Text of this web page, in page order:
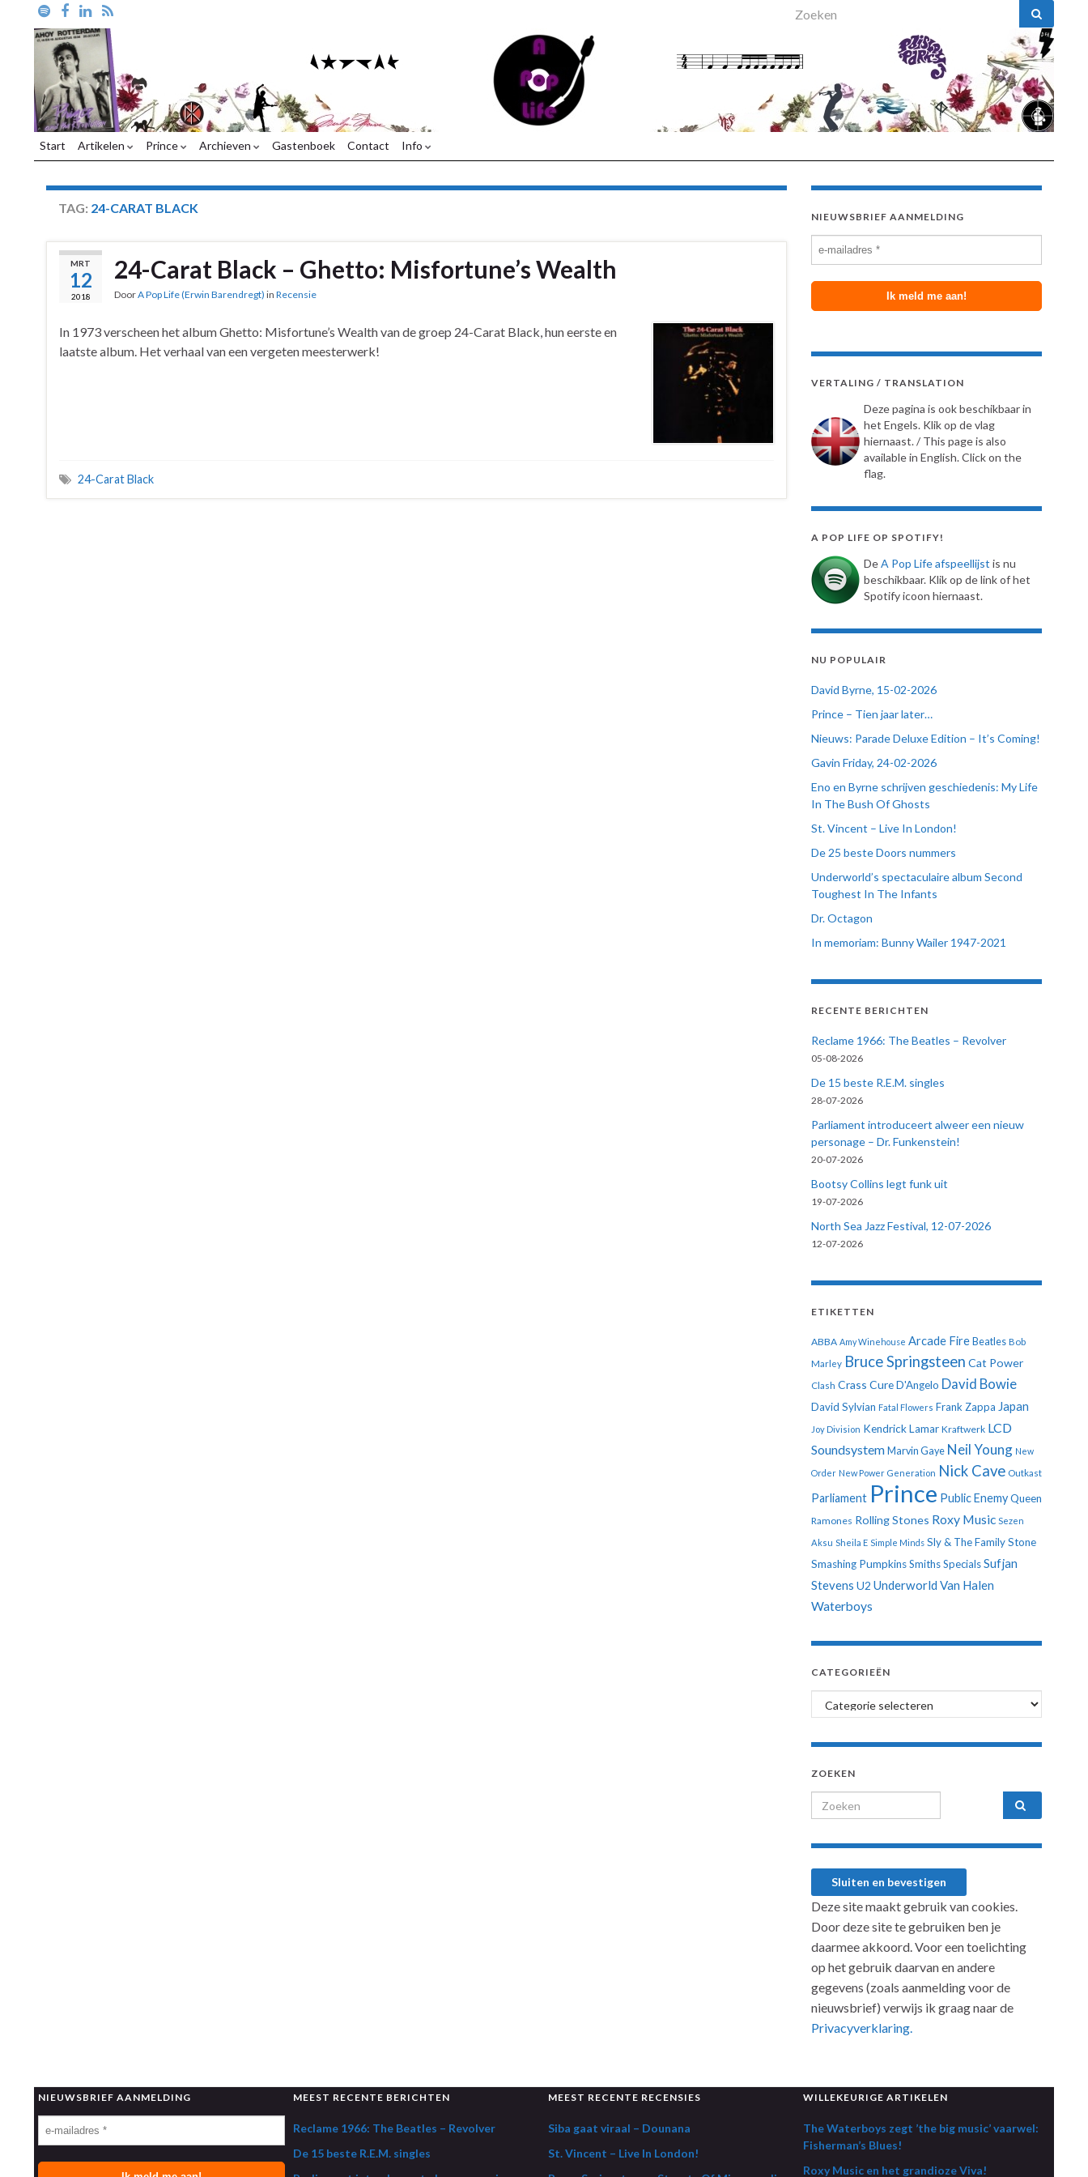
Search for:
Start Artikelen Prince Archieven Gastenboek Contact Info
TAG: 24-CARAT BLACK
MRT
12
2018
24-Carat Black – Ghetto: Misfortune’s Wealth
DoorA Pop Life (Erwin Barendregt) in Recensie
In 1973 verscheen het album Ghetto: Misfortune’s Wealth van de groep 24-Carat Black, hun eerste en
laatste album. Het verhaal van een vergeten meesterwerk!
24-Carat Black
NIEUWSBRIEF AANMELDING
VERTALING / TRANSLATION
Deze pagina is ook beschikbaar in
het Engels. Klik op de vlag
hiernaast. / This page is also
available in English. Click on the
flag.
A POP LIFE OP SPOTIFY!
DeA Pop Life afspeellijst is nu
beschikbaar. Klik op de link of het
Spotify icoon hiernaast.
NU POPULAIR
David Byrne, 15-02-2026
Prince – Tien jaar later…
Nieuws: Parade Deluxe Edition – It’s Coming!
Gavin Friday, 24-02-2026
Eno en Byrne schrijven geschiedenis: My Life
In The Bush Of Ghosts
St. Vincent – Live In London!
De 25 beste Doors nummers
Underworld’s spectaculaire album Second
Toughest In The Infants
Dr. Octagon
In memoriam: Bunny Wailer 1947-2021
RECENTE BERICHTEN
Reclame 1966: The Beatles – Revolver
05-08-2026
De 15 beste R.E.M. singles
28-07-2026
Parliament introduceert alweer een nieuw
personage – Dr. Funkenstein!
20-07-2026
Bootsy Collins legt funk uit
19-07-2026
North Sea Jazz Festival, 12-07-2026
12-07-2026
ETIKETTEN
ABBA Amy Winehouse Arcade Fire Beatles Bob
Marley Bruce Springsteen Cat Power
Clash Crass CureD'Angelo David Bowie
David Sylvian Fatal Flowers Frank Zappa Japan
Joy Division Kendrick Lamar Kraftwerk LCD
Soundsystem Marvin Gaye Neil Young New
Order New Power Generation Nick Cave Outkast
Parliament Prince Public EnemyQueen
Ramones Rolling Stones Roxy Music Sezen
Aksu Sheila E Simple Minds Sly & The Family Stone
Smashing PumpkinsSmithsSpecialsSufjan
Stevens U2 Underworld Van Halen
Waterboys
CATEGORIEËN
Categorieën
ZOEKEN
Search for:
Deze site maakt gebruik van cookies.
Door deze site te gebruiken ben je
daarmee akkoord. Voor een toelichting
op het gebruik daarvan en andere
gegevens (zoals aanmelding voor de
nieuwsbrief) verwijs ik graag naar de
Privacyverklaring.
NIEUWSBRIEF AANMELDING MEEST RECENTE BERICHTEN
Reclame 1966: The Beatles – Revolver
De 15 beste R.E.M. singles
MEEST RECENTE RECENSIES
Siba gaat viraal – Dounana
St. Vincent – Live In London!
WILLEKEURIGE ARTIKELEN
The Waterboys zegt ’the big music’ vaarwel:
Fisherman’s Blues!
Roxy Music en het grandioze Viva!